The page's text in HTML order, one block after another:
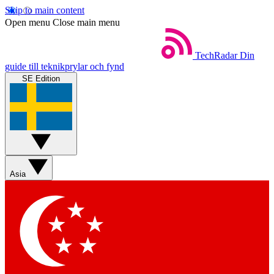
Skip to main content
Open menu Close main menu
TechRadar Din
guide till teknikprylar och fynd
SE Edition
Asia